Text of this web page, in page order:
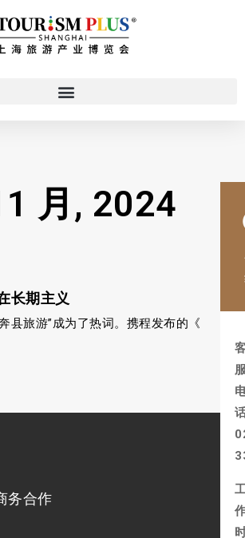
月, 2024
长期主义
县旅游”成为了热词。携程发布的《
务合作